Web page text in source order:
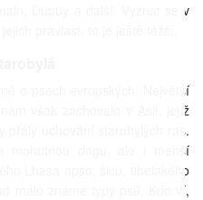
Dupuy a další. Vyznat se v
pravlast, to je ještě těžší.
o psech evropských. Největší
však zachovalo v Asii, jejíž
přály uchování starobylých ras.
mohutnou dogu, ale i menší
Lhasa apso, šicu, tibetského
málo známé typy psů. Kdo ví,